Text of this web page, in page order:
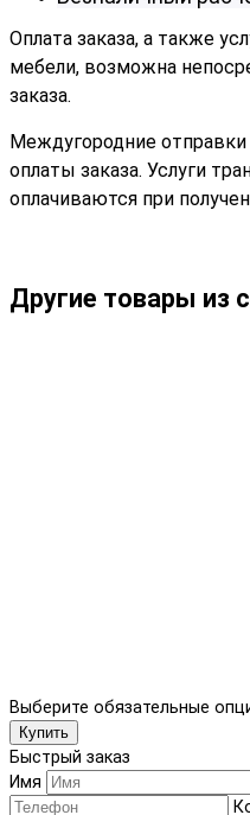
Оплата заказа, а также
мебели, возможна
заказа.
Междугородние отправки
оплаты заказа. Услуги
оплачиваются при
Другие товары из
Выберите обязательные
Купить
Быстрый заказ
Имя